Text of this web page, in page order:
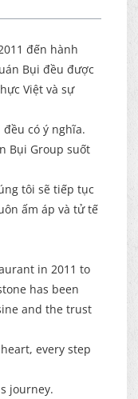
đến hành
Bụi đều được
Việt và sự
có ý nghĩa.
Bụi Group suốt
tôi sẽ tiếp tục
ấm áp và tử tế
in 2011 to
has been
and the trust
every step
journey.